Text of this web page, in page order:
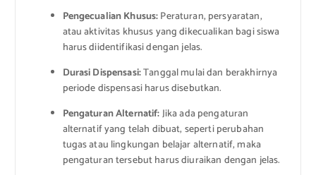
Pengecualian Khusus:Peraturan, persyaratan,
atau aktivitas khusus yang dikecualikan bagi siswa
harus diidentifikasi dengan jelas.
Durasi Dispensasi:Tanggal mulai dan berakhirnya
periode dispensasi harus disebutkan.
Pengaturan Alternatif:Jika ada pengaturan
alternatif yang telah dibuat, seperti perubahan
tugas atau lingkungan belajar alternatif, maka
pengaturan tersebut harus diuraikan dengan jelas.